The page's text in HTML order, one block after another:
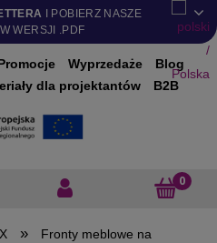
I POBIERZ NASZE
WERSJI .PDF
Wyprzedaże
Blog
dla projektantów B2B
»
Fronty meblowe na